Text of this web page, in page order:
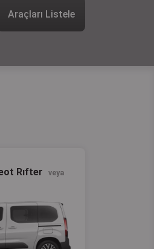
Araçları Listele
Rıfter
veya